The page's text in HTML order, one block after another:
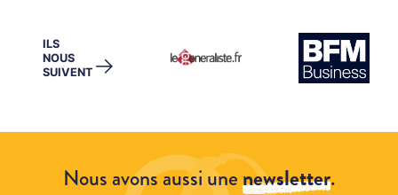
ILS
NOUS
SUIVENT →
Nous avons aussi unenewsletter.